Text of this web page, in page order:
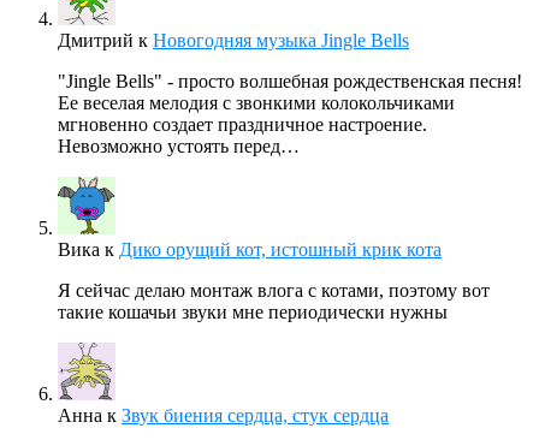
Дмитрий к Новогодняя музыка Jingle Bells
"Jingle Bells" - просто волшебная рождественская песня!
Ее веселая мелодия с звонкими колокольчиками
мгновенно создает праздничное настроение.
Невозможно устоять перед…
Вика к Дико орущий кот, истошный крик кота
Я сейчас делаю монтаж влога с котами, поэтому вот
такие кошачьи звуки мне периодически нужны
Анна к Звук биения сердца, стук сердца